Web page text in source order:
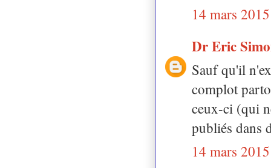
14 mars
Dr Eric
Sauf qu'il
complot
ceux-ci (qui
publiés dans
14 mars